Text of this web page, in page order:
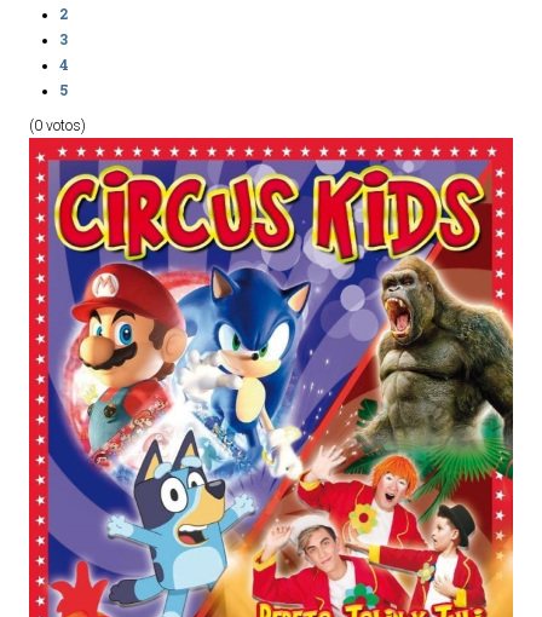
2
3
4
5
(0 votos)